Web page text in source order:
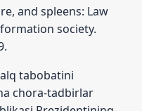
and spleens: Law
society.
tabobatini
chora-tadbirlar